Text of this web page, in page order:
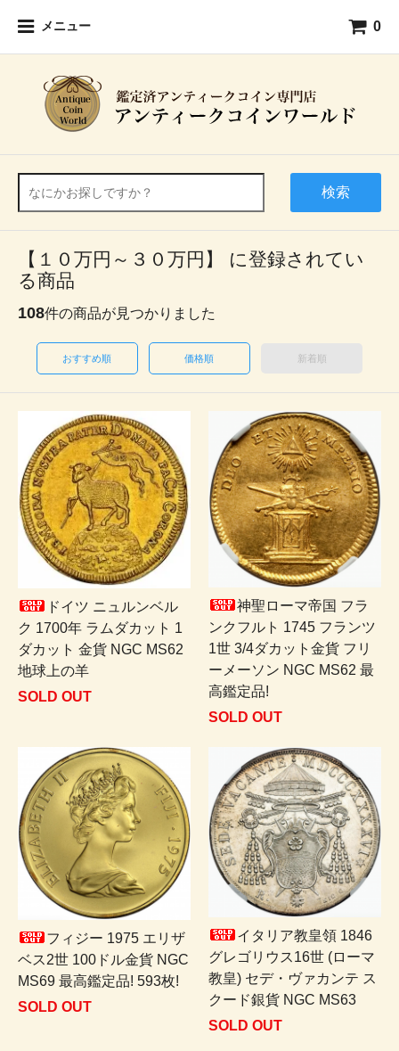
メニュー 0
検索
【１０万円～３０万円】 に登録されてい
る商品
108件の商品が見つかりました
おすすめ順 価格順 新着順
ドイツ ニュルンベル
ク 1700年 ラムダカット 1
ダカット 金貨 NGC MS62
地球上の羊
SOLD OUT
神聖ローマ帝国 フラ
ンクフルト 1745 フランツ
1世 3/4ダカット金貨 フリ
ーメーソン NGC MS62 最
高鑑定品!
SOLD OUT
フィジー 1975 エリザ
ベス2世 100ドル金貨 NGC
MS69 最高鑑定品! 593枚!
SOLD OUT
イタリア教皇領 1846
グレゴリウス16世 (ローマ
教皇) セデ・ヴァカンテ ス
クード銀貨 NGC MS63
SOLD OUT